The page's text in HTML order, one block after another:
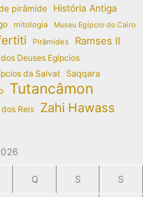
pirâmide
História Antiga
mitologia Museu Egípcio do Cairo
Pirâmides Ramses II
Deuses Egípcios
da Salvat
Saqqara
Tutancâmon
Reis Zahi Hawass
Q S S